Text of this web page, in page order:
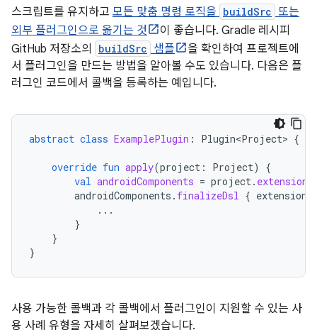
스크립트를 유지하고 모든 맞춤 명령 로직을 buildSrc 또는
외부 플러그인으로 옮기는 것
이 좋습니다. Gradle 레시피
GitHub 저장소의
buildSrc 샘플
을 확인하여 프로젝트에
서 플러그인을 만드는 방법을 알아볼 수도 있습니다. 다음은 플
러그인 코드에서 콜백을 등록하는 예입니다.
abstract class ExamplePlugin : Plugin<Project> {
override fun apply(project : Project)
{
val androidComponents = project. extensions
androidComponents . finalizeDsl { extension
...
}
}
}
사용 가능한 콜백과 각 콜백에서 플러그인이 지원할 수 있는 사
용 사례 유형을 자세히 살펴보겠습니다.